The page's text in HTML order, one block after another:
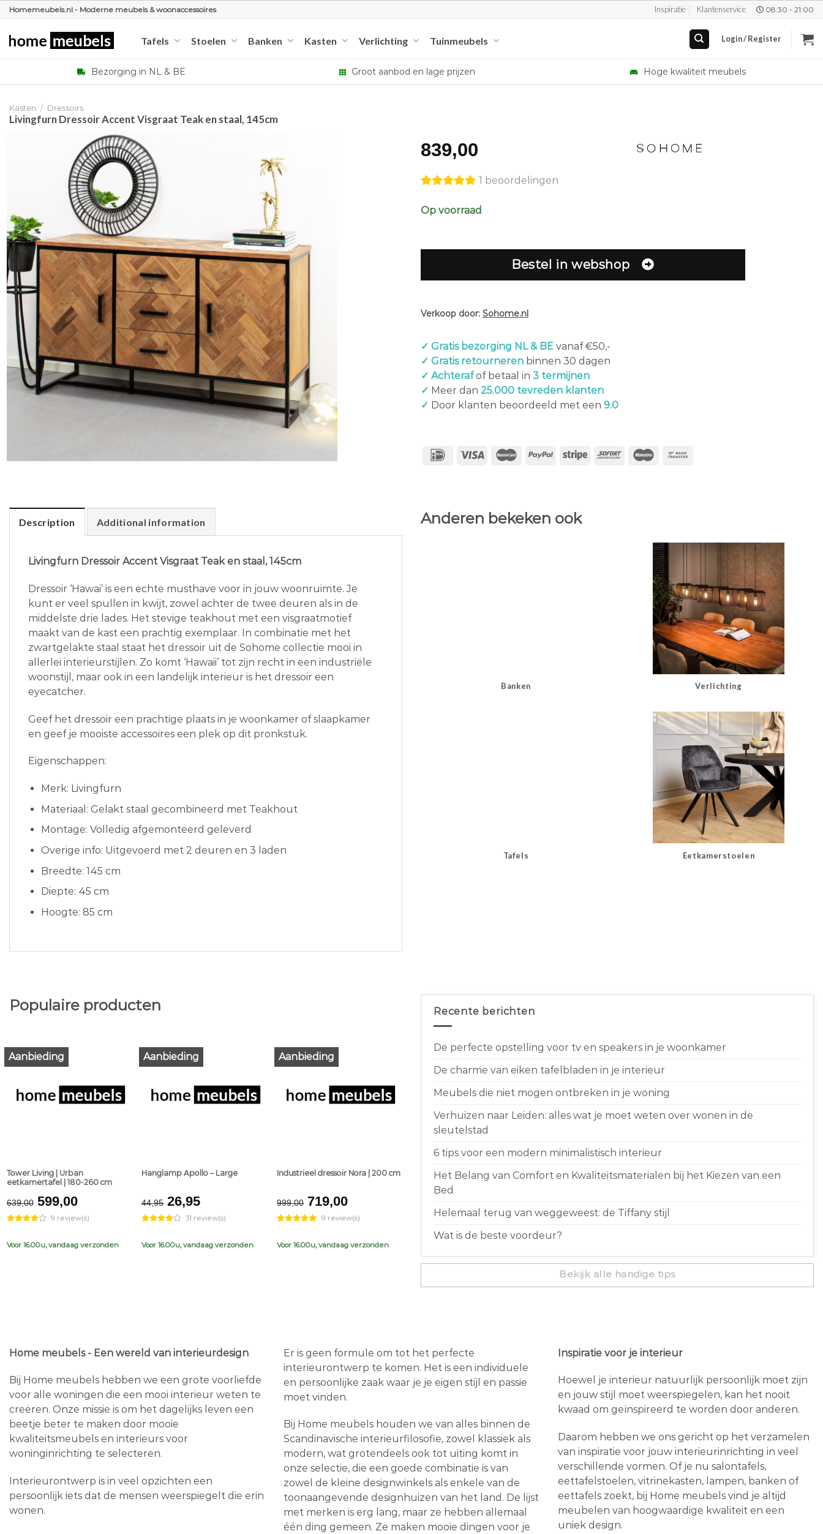
Ga
inhoud
Homemeubels.nl - Moderne meubels & woonaccessoires Inspiratie Klantenservice 08:30 - 21:00
Tafels Stoelen Banken Kasten Verlichting Tuinmeubels Login / Register
Bezorging in NL & BE Groot aanbod en lage prijzen Hoge kwaliteit meubels
Kasten / Dressoirs
Livingfurn Dressoir Accent Visgraat Teak en staal, 145cm
839,00
1 beoordelingen
Op voorraad
Bestel in webshop
Verkoop door: Sohome.nl
✓ Gratis bezorging NL & BE vanaf €50,-
✓ Gratis retourneren binnen 30 dagen
✓ Achterafof betaal in 3 termijnen
✓ Meer dan 25.000 tevreden klanten
✓ Door klanten beoordeeld met een 9.0
Description Additional information
Livingfurn Dressoir Accent Visgraat Teak en staal, 145cm
Dressoir ‘Hawai’ is een echte musthave voor in jouw woonruimte. Je
kunt er veel spullen in kwijt, zowel achter de twee deuren als in de
middelste drie lades. Het stevige teakhout met een visgraatmotief
maakt van de kast een prachtig exemplaar. In combinatie met het
zwartgelakte staal staat het dressoir uit de Sohome collectie mooi in
allerlei interieurstijlen. Zo komt ‘Hawaii’ tot zijn recht in een industriële
woonstijl, maar ook in een landelijk interieur is het dressoir een
eyecatcher.
Geef het dressoir een prachtige plaats in je woonkamer of slaapkamer
en geef je mooiste accessoires een plek op dit pronkstuk.
Eigenschappen:
Merk: Livingfurn
Materiaal: Gelakt staal gecombineerd met Teakhout
Montage: Volledig afgemonteerd geleverd
Overige info: Uitgevoerd met 2 deuren en 3 laden
Breedte: 145 cm
Diepte: 45 cm
Hoogte: 85 cm
Anderen bekeken ook
Banken Verlichting
Tafels Eetkamerstoelen
Populaire producten
Aanbieding
Tower Living | Urban
eetkamertafel | 180-260 cm
639,00 Original
price
was:
€639,00.
599,00Current
price
is:
€599,00.
9 review(s)
Voor 16.00u, vandaag verzonden
Aanbieding
Hanglamp Apollo – Large
44,95 Original
price
was:
€44,95.
26,95Current
price
€26,95.
31 review(s)
Voor 16.00u, vandaag verzonden
Aanbieding
Industrieel dressoir Nora | 200 cm
999,00 Original
price
was:
€999,00.
719,00Current
price
is:
€719,00.
9 review(s)
Voor 16.00u, vandaag verzonden
Recente berichten
De perfecte opstelling voor tv en speakers in je woonkamer
De charme van eiken tafelbladen in je interieur
Meubels die niet mogen ontbreken in je woning
Verhuizen naar Leiden: alles wat je moet weten over wonen in de
sleutelstad
6 tips voor een modern minimalistisch interieur
Het Belang van Comfort en Kwaliteitsmaterialen bij het Kiezen van een
Bed
Helemaal terug van weggeweest: de Tiffany stijl
Wat is de beste voordeur?
Bekijk alle handige tips
Home meubels - Een wereld van interieurdesign
Bij Home meubels hebben we een grote voorliefde
voor alle woningen die een mooi interieur weten te
creëren. Onze missie is om het dagelijks leven een
beetje beter te maken door mooie
kwaliteitsmeubels en interieurs voor
woninginrichting te selecteren.
Interieurontwerp is in veel opzichten een
persoonlijk iets dat de mensen weerspiegelt die erin
wonen.
Er is geen formule om tot het perfecte
interieurontwerp te komen. Het is een individuele
en persoonlijke zaak waar je je eigen stijl en passie
moet vinden.
Bij Home meubels houden we van alles binnen de
Scandinavische interieurfilosofie, zowel klassiek als
modern, wat grotendeels ook tot uiting komt in
onze selectie, die een goede combinatie is van
zowel de kleine designwinkels als enkele van de
toonaangevende designhuizen van het land. De lijst
met merken is erg lang, maar ze hebben allemaal
één ding gemeen. Ze maken mooie dingen voor je
Inspiratie voor je interieur
Hoewel je interieur natuurlijk persoonlijk moet zijn
en jouw stijl moet weerspiegelen, kan het nooit
kwaad om geïnspireerd te worden door anderen.
Daarom hebben we ons gericht op het verzamelen
van inspiratie voor jouw interieurinrichting in veel
verschillende vormen. Of je nu salontafels,
eettafelstoelen, vitrinekasten, lampen, banken of
eettafels zoekt, bij Home meubels vind je altijd
meubelen van hoogwaardige kwaliteit en een
uniek design.